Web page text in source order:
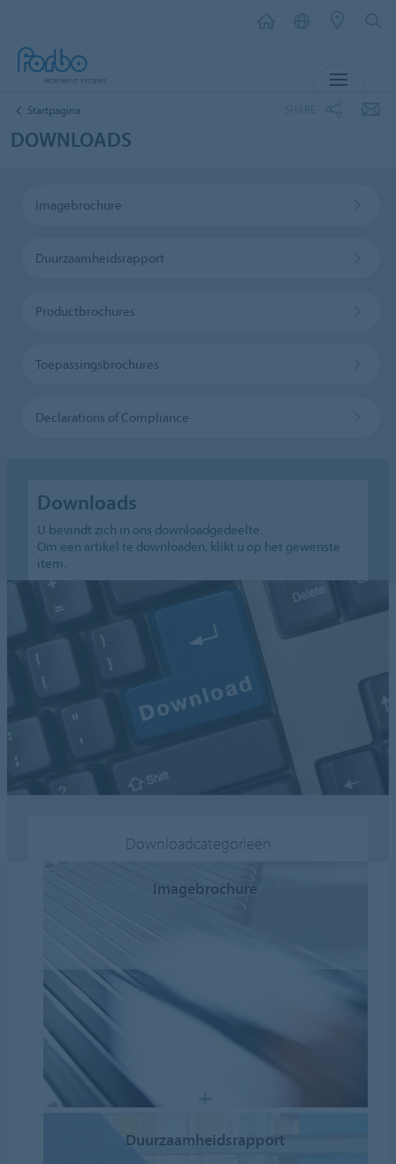
Startpagina
DOWNLOADS
Imagebrochure
Duurzaamheidsrapport
Productbrochures
Toepassingsbrochures
Declarations of Compliance
Downloads
U bevindt zich in ons downloadgedeelte.
Om een artikel te downloaden, klikt u op het gewenste
item.
Downloadcategorieën
Imagebrochure
Duurzaamheidsrapport